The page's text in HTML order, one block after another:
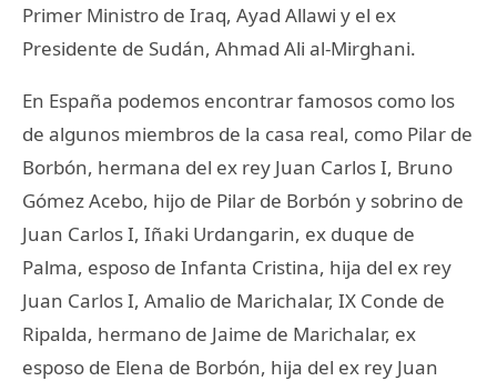
Primer Ministro de Iraq, Ayad Allawi y el ex
Presidente de Sudán, Ahmad Ali al-Mirghani.
En España podemos encontrar famosos como los
de algunos miembros de la casa real, como Pilar de
Borbón, hermana del ex rey Juan Carlos I, Bruno
Gómez Acebo, hijo de Pilar de Borbón y sobrino de
Juan Carlos I, Iñaki Urdangarin, ex duque de
Palma, esposo de Infanta Cristina, hija del ex rey
Juan Carlos I, Amalio de Marichalar, IX Conde de
Ripalda, hermano de Jaime de Marichalar, ex
esposo de Elena de Borbón, hija del ex rey Juan